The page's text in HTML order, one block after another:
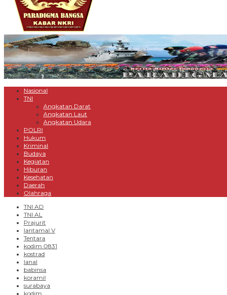
Nasional
TNI
Angkatan Darat
Angkatan Laut
Angkatan Udara
POLRI
Hukum
Kriminal
Budaya
Kegiatan
Hiburan
Kesehatan
Daerah
Olahraga
TNI AD
TNI AL
Prajurit
lantamal V
Tentara
kodim 0831
kostrad
lanal
babinsa
koramil
surabaya
kodim